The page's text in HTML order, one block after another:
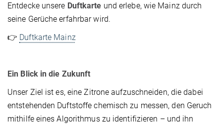
Entdecke unsere Duftkarte und erlebe, wie Mainz durch
seine Gerüche erfahrbar wird.
👉 Duftkarte Mainz
Ein Blick in die Zukunft
Unser Ziel ist es, eine Zitrone aufzuschneiden, die dabei
entstehenden Duftstoffe chemisch zu messen, den Geruch
mithilfe eines Algorithmus zu identifizieren – und ihn